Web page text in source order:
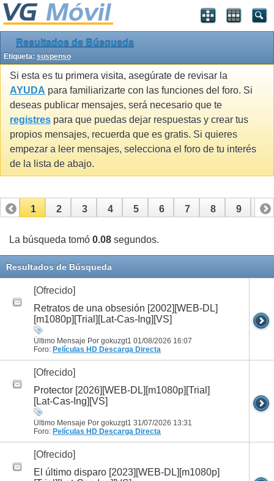
Resultados de Búsqueda
Etiqueta: suspenso
Si esta es tu primera visita, asegúrate de revisar la
AYUDA para familiarizarte con las funciones del foro. Si
deseas publicar mensajes, será necesario que te
registres para que puedas dejar respuestas y crear tus
propios mensajes, recuerda que es gratis. Si quieres
empezar a leer mensajes, selecciona el foro de tu interés
de la lista de abajo.
1 2 3 4 5 6 7 8 9 10
11 12 13 14
La búsqueda tomó 0.08 segundos.
Resultados de Búsqueda
[Ofrecido]
Retratos de una obsesión [2002][WEB-DL]
[m1080p][Trial][Lat-Cas-Ing][VS]
Último Mensaje Por gokuzgt1 01/08/2026 16:07
Foro: Películas HD Descarga Directa
[Ofrecido]
Protector [2026][WEB-DL][m1080p][Trial]
[Lat-Cas-Ing][VS]
Último Mensaje Por gokuzgt1 31/07/2026 13:31
Foro: Películas HD Descarga Directa
[Ofrecido]
El último disparo [2023][WEB-DL][m1080p]